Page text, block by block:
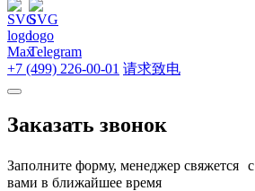
+7 (499) 226-00-01 请求致电
Заказать звонок
Заполните форму, менеджер свяжется с
вами в ближайшее время